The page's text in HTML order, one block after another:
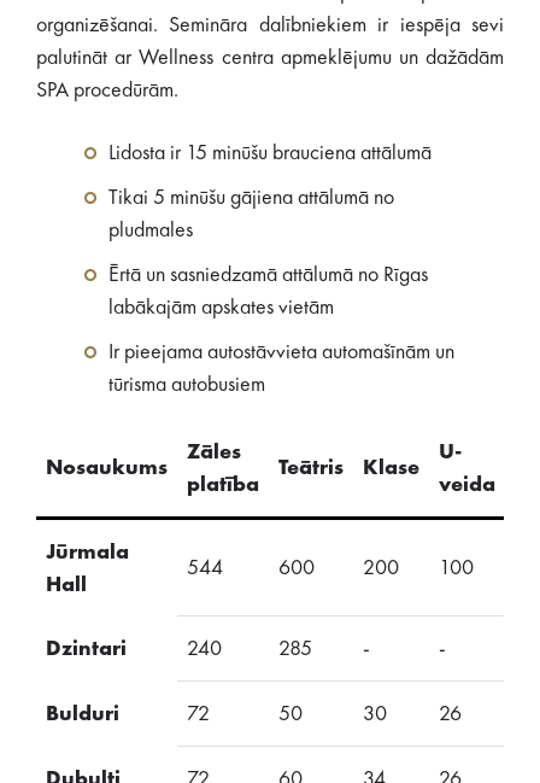
organizēšanai. Semināra dalībniekiem ir iespēja sevi
palutināt ar Wellness centra apmeklējumu un dažādām
SPA procedūrām.
Lidosta ir 15 minūšu brauciena attālumā
Tikai 5 minūšu gājiena attālumā no
pludmales
Ērtā un sasniedzamā attālumā no Rīgas
labākajām apskates vietām
Ir pieejama autostāvvieta automašīnām un
tūrisma autobusiem
Nosaukums
Zāles
platība
Teātris Klase
U-
veida
Jūrmala
Hall
544 600 200 100
Dzintari 240 285 - -
Bulduri 72 50 30 26